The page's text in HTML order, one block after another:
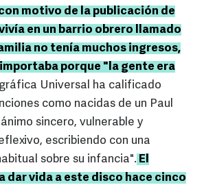
motivo de la publicación de
en un barrio obrero llamado
no tenía muchos ingresos,
porque "la gente era
Universal ha calificado
como nacidas de un Paul
sincero, vulnerable y
escribiendo con una
sobre su infancia". El
dar vida a este disco hace cinco